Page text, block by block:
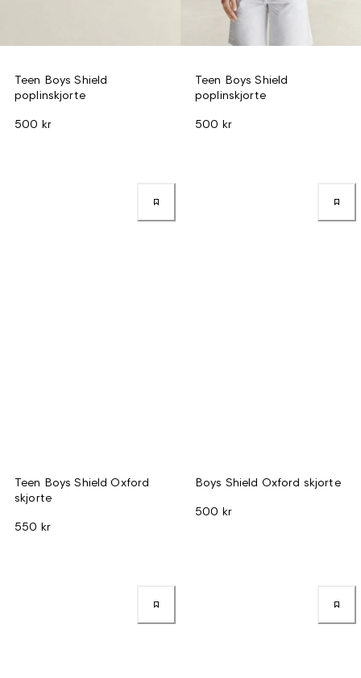
Teen Boys Shield
poplinskjorte
500 kr
Teen Boys Shield
poplinskjorte
500 kr
Teen Boys Shield Oxford
skjorte
550 kr
Boys Shield Oxford skjorte
500 kr